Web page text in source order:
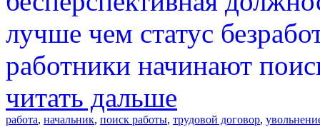
лучше чем статус
работники начинают
читать дальше
работа, начальник, поиск работы, трудовой договор,